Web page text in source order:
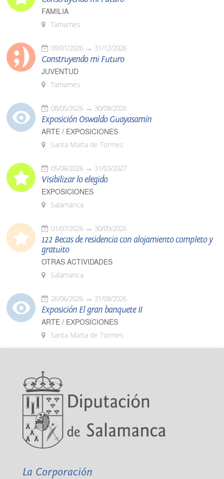
FAMILIA
Tamames
09/01/2026 31/12/2026
Construyendo mi Futuro
JUVENTUD
Tamames
08/05/2026 30/08/2026
Exposición Oswaldo Guayasamín
ARTE / EXPOSICIONES
Santa Marta de Tormes
05/06/2026 31/03/2027
Visibilizar lo elegido
EXPOSICIONES
Salamanca
01/07/2026 30/09/2026
122 Becas de residencia con alojamiento completo y
gratuito
OTRAS ACTIVIDADES
Salamanca
26/06/2026 31/08/2026
Exposición El gran banquete II
ARTE / EXPOSICIONES
Santa Marta de Tormes
La Corporación